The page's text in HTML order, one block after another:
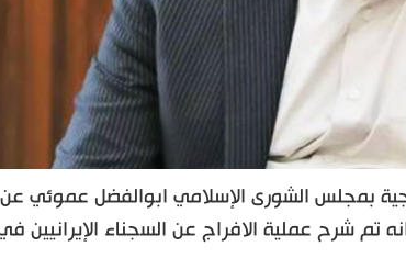
بمجلس الشورى الإسلامي ابوالفضل عموئي
تم شرح عملية الافراج عن السجناء الإيرانيين في